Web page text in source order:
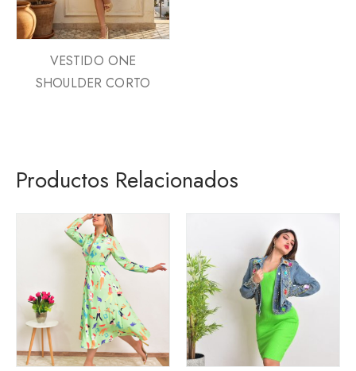
VESTIDO ONE
SHOULDER CORTO
Productos Relacionados